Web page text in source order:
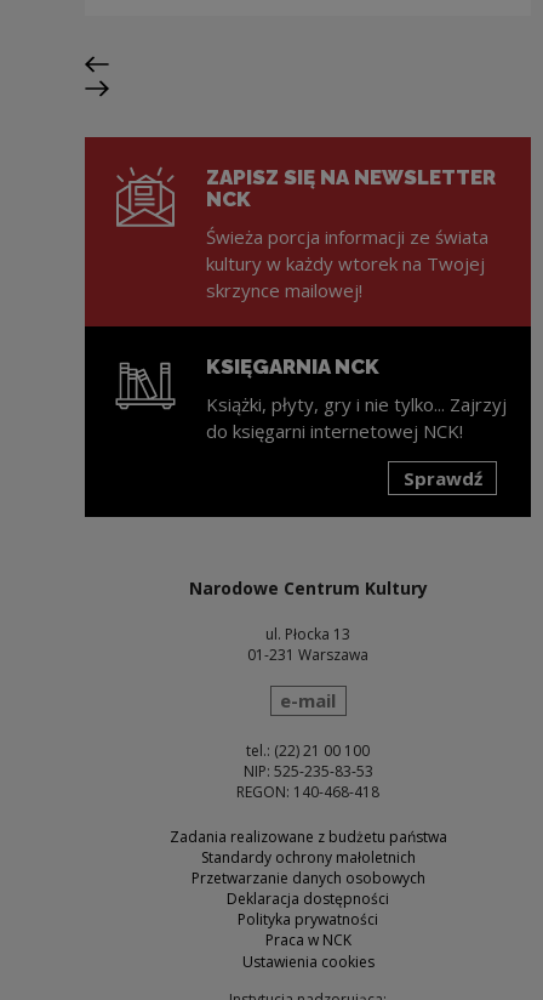
Poprzedni slajd
Następny slajd
ZAPISZ SIĘ NA NEWSLETTER
NCK
Świeża porcja informacji ze świata
kultury w każdy wtorek na Twojej
skrzynce mailowej!
KSIĘGARNIA NCK
Książki, płyty, gry i nie tylko... Zajrzyj
do księgarni internetowej NCK!
Sprawdź
Narodowe Centrum Kultury
ul. Płocka 13
01-231 Warszawa
wyślij wiadomość
e-mail
tel.: (22) 21 00 100
NIP: 525-235-83-53
REGON: 140-468-418
Zadania realizowane z budżetu państwa
Standardy ochrony małoletnich
Przetwarzanie danych osobowych
Deklaracja dostępności
Polityka prywatności
Praca w NCK
Ustawienia cookies